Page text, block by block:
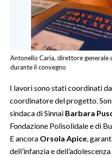
Antonello Caria, direttore generale
durante il convegno
I lavori sono stati coordinati da
coordinatore del progetto.
sindaca di Sinnai Barbara
Fondazione Polisolidale e di
E ancora Orsola Apice ,
dell’infanzia e